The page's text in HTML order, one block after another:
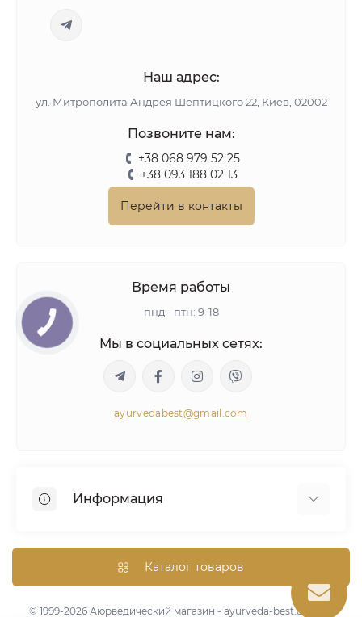
Наш адрес:
ул. Митрополита Андрея Шептицкого 22, Киев, 02002
Позвоните нам:
+38 068 979 52 25
+38 093 188 02 13
Перейти в контакты
Время работы
пнд - птн: 9-18
Мы в социальных сетях:
ayurvedabest@gmail.com
Информация
Аюрведическая консультация
Оптом/Скидки
Карта сайта
Каталог товаров
© 1999-2026 Аюрведический магазин - ayurveda-best.com.ua